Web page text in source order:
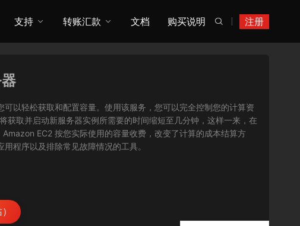
注册

支持 转账汇款 文档 购买说明
以轻松获取和配置容量。使用该服务，您可以完全控制您的计算资
取并启动新服务器实例所需要的时间缩短至几分钟，这样一来，在
EC2 按您实际使用的容量收费，改变了计算的成本结算方
程序以及排除常见故障情况的工具。